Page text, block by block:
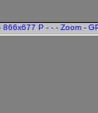
P - - - Zoom -